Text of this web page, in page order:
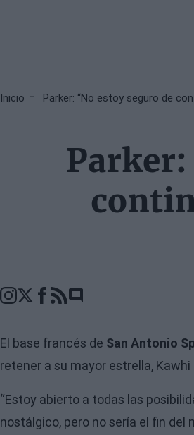
Breadcrumb
Inicio Parker: “No estoy seguro de
Parker:
Go to comments seciton
El base francés de San Antonio
retener a su mayor estrella, Kawhi
“Estoy abierto a todas las
nostálgico, pero no sería el fin del